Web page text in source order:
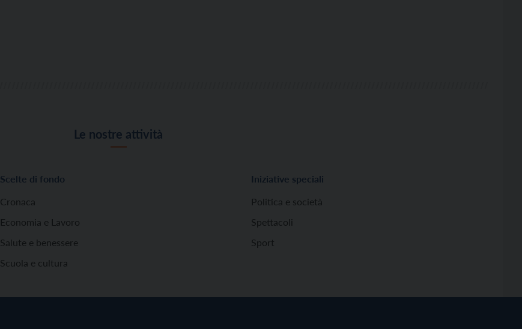
Le nostre attività
Scelte di fondo
Cronaca
Economia e Lavoro
Salute e benessere
Scuola e cultura
Iniziative speciali
Politica e società
Spettacoli
Sport